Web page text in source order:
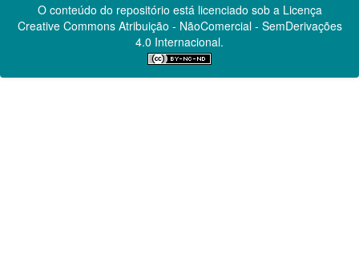
O conteúdo do repositório está licenciado sob a Licença
Creative CommonsAtribuição - NãoComercial - SemDerivações
4.0 Internacional.